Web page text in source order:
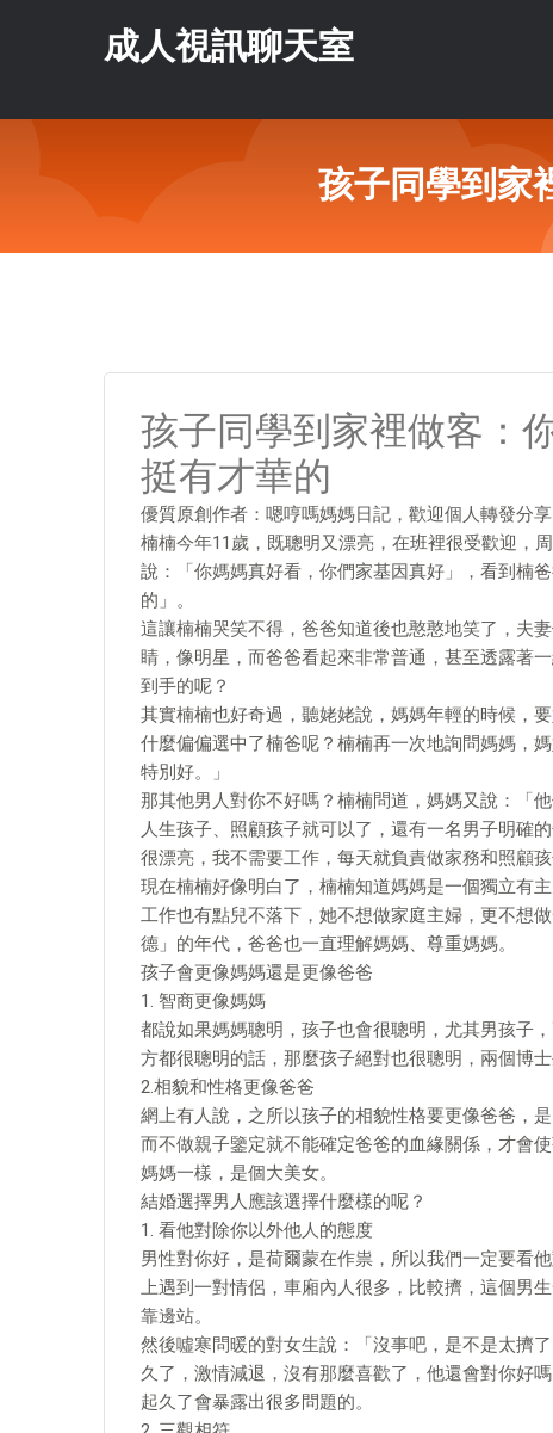
成人視訊聊天室
孩子同學到家
孩子同學到家裡做客：
挺有才華的
優質原創作者：嗯哼嗎媽媽日記，歡迎個人轉發分享
楠楠今年11歲，既聰明又漂亮，在班裡很受歡迎，
說：「你媽媽真好看，你們家基因真好」，看到楠
的」。
這讓楠楠哭笑不得，爸爸知道後也憨憨地笑了，夫
睛，像明星，而爸爸看起來非常普通，甚至透露著
到手的呢？
其實楠楠也好奇過，聽姥姥說，媽媽年輕的時候，
什麼偏偏選中了楠爸呢？楠楠再一次地詢問媽媽，
特別好。」
那其他男人對你不好嗎？楠楠問道，媽媽又說：「
人生孩子、照顧孩子就可以了，還有一名男子明確
很漂亮，我不需要工作，每天就負責做家務和照顧
現在楠楠好像明白了，楠楠知道媽媽是一個獨立有
工作也有點兒不落下，她不想做家庭主婦，更不想
德」的年代，爸爸也一直理解媽媽、尊重媽媽。
孩子會更像媽媽還是更像爸爸
1. 智商更像媽媽
都說如果媽媽聰明，孩子也會很聰明，尤其男孩子
方都很聰明的話，那麼孩子絕對也很聰明，兩個博
2.相貌和性格更像爸爸
網上有人說，之所以孩子的相貌性格要更像爸爸，
而不做親子鑒定就不能確定爸爸的血緣關係，才會
媽媽一樣，是個大美女。
結婚選擇男人應該選擇什麼樣的呢？
1. 看他對除你以外他人的態度
男性對你好，是荷爾蒙在作祟，所以我們一定要看
上遇到一對情侶，車廂內人很多，比較擠，這個男
靠邊站。
然後噓寒問暖的對女生說：「沒事吧，是不是太擠
久了，激情減退，沒有那麼喜歡了，他還會對你好
起久了會暴露出很多問題的。